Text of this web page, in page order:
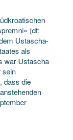
(dt:
Ustascha-
als
war Ustascha
sein
dass die